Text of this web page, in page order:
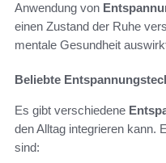
Anwendung von
einen Zustand der Ruhe
mentale Gesundheit
Beliebte
Es gibt verschiedene
den Alltag integrieren kann.
sind: